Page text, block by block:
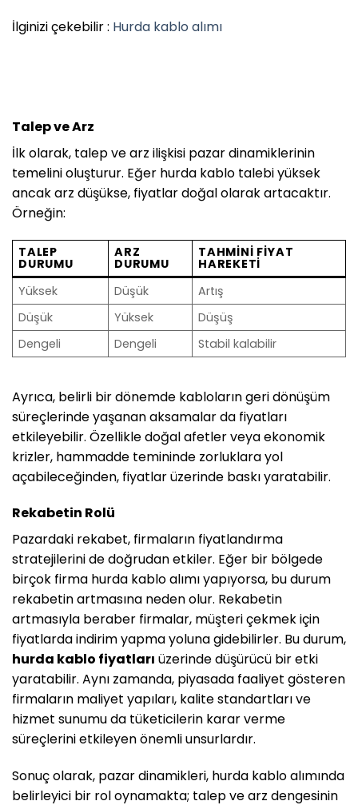
İlginizi çekebilir : Hurda kablo alımı
Talep ve Arz
İlk olarak, talep ve arz ilişkisi pazar dinamiklerinin
temelini oluşturur. Eğer hurda kablo talebi yüksek
ancak arz düşükse, fiyatlar doğal olarak artacaktır.
Örneğin:
TALEP
DURUMU
ARZ
DURUMU
TAHMINI FIYAT
HAREKETI
Yüksek
Düşük
Artış
Düşük
Yüksek
Düşüş
Dengeli
Dengeli Stabil kalabilir
Ayrıca, belirli bir dönemde kabloların geri dönüşüm
süreçlerinde yaşanan aksamalar da fiyatları
etkileyebilir. Özellikle doğal afetler veya ekonomik
krizler, hammadde temininde zorluklara yol
açabileceğinden, fiyatlar üzerinde baskı yaratabilir.
Rekabetin Rolü
Pazardaki rekabet, firmaların fiyatlandırma
stratejilerini de doğrudan etkiler. Eğer bir bölgede
birçok firma hurda kablo alımı yapıyorsa, bu durum
rekabetin artmasına neden olur. Rekabetin
artmasıyla beraber firmalar, müşteri çekmek için
fiyatlarda indirim yapma yoluna gidebilirler. Bu durum,
hurda kablo fiyatları üzerinde düşürücü bir etki
yaratabilir. Aynı zamanda, piyasada faaliyet gösteren
firmaların maliyet yapıları, kalite standartları ve
hizmet sunumu da tüketicilerin karar verme
süreçlerini etkileyen önemli unsurlardır.
Sonuç olarak, pazar dinamikleri, hurda kablo alımında
belirleyici bir rol oynamakta; talep ve arz dengesinin